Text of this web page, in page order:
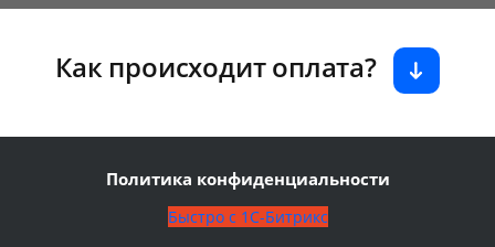
Как происходит оплата?
Политика конфиденциальности
Быстро с 1С-Битрикс